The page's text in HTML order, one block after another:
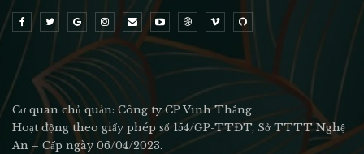
Cơ quan chủ quản: Công ty CP Vinh Thắng
Hoạt động theo giấy phép số 154/GP-TTĐT, Sở TTTT Nghệ
An – Cấp ngày 06/04/2023.